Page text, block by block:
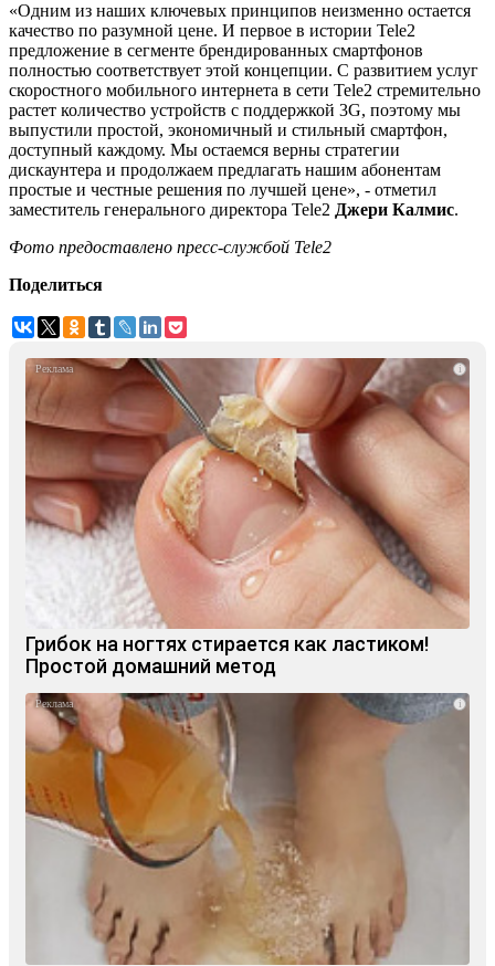
«Одним из наших ключевых принципов неизменно остается
качество по разумной цене. И первое в истории Tele2
предложение в сегменте брендированных смартфонов
полностью соответствует этой концепции. С развитием услуг
скоростного мобильного интернета в сети Tele2 стремительно
растет количество устройств с поддержкой 3G, поэтому мы
выпустили простой, экономичный и стильный смартфон,
доступный каждому. Мы остаемся верны стратегии
дискаунтера и продолжаем предлагать нашим абонентам
простые и честные решения по лучшей цене», - отметил
заместитель генерального директора Tele2 Джери Калмис.
Фото предоставлено пресс-службой Tele2
Поделиться
i
Грибок на ногтях стирается как ластиком!
Простой домашний метод
i